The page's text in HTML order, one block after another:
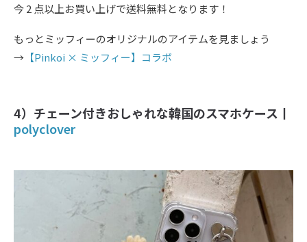
今 2 点以上お買い上げで送料無料となります！
もっとミッフィーのオリジナルのアイテムを見ましょう
→ 【Pinkoi × ミッフィー】コラボ
4）チェーン付きおしゃれな韓国のスマホケース丨
polyclover